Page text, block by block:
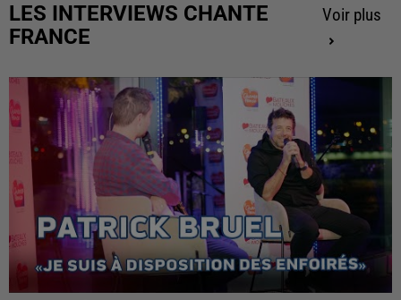
LES INTERVIEWS CHANTE
FRANCE
Voir plus